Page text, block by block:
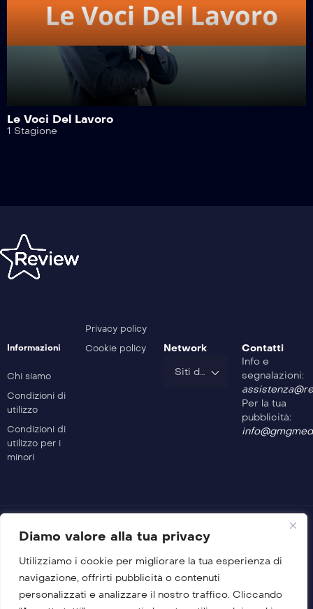
Diamo valore alla tua privacy
Utilizziamo i cookie per migliorare la tua esperienza di
navigazione, offrirti pubblicità o contenuti
personalizzati e analizzare il nostro traffico. Cliccando
Safe Drive – 210^ Puntata
Safe Drive – 209^ Puntata
Safe Drive – 200^ Puntata
Le Voci Del Lavoro
1 Stagione
Informazioni
Chi siamo
Condizioni di
utilizzo
Condizioni di
utilizzo per i
minori
Privacy policy
Cookie policy
Network
Siti del Gruppo
Contatti
Info e
segnalazioni:
Per la tua
pubblicità:
© 2026 GMG Media Company Di Mossutti Gianluca
Sede legale: Corso Umberto Maddalena 25 – Cap 83030 –
Venticano (AV)